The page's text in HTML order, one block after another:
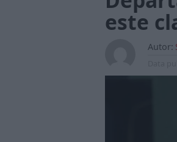
este
Autor: